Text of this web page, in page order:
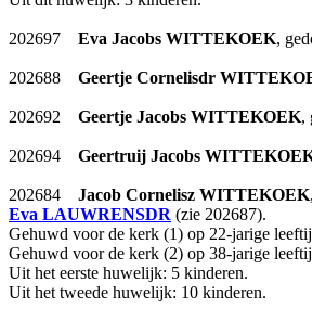
202697 Eva Jacobs WITTEKOEK,
202688 Geertje Cornelisdr
202692 Geertje Jacobs WITTEKOEK,
202694 Geertruij Jacobs
202684 Jacob Cornelisz WITTEKOEK
Eva LAUWRENSDR (zie 202687).
Gehuwd voor de kerk (1) op 22-jarige
Gehuwd voor de kerk (2) op 38-jarige
Uit het eerste huwelijk: 5 kinderen.
Uit het tweede huwelijk: 10 kinderen.